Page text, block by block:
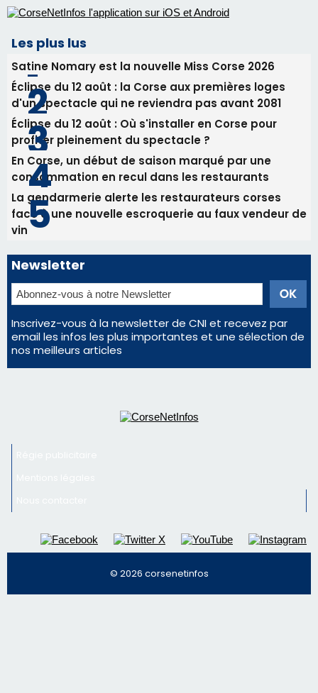
profiter pleinement du spectacle ?
consommation en recul dans les restaurants
La gendarmerie alerte les restaurateurs corses
face à une nouvelle escroquerie au faux vendeur de
vin
Newsletter
Inscrivez-vous à la newsletter de CNI et recevez par
email les infos les plus importantes et une sélection de
nos meilleurs articles
Régie publicitaire
Mentions légales
Nous contacter